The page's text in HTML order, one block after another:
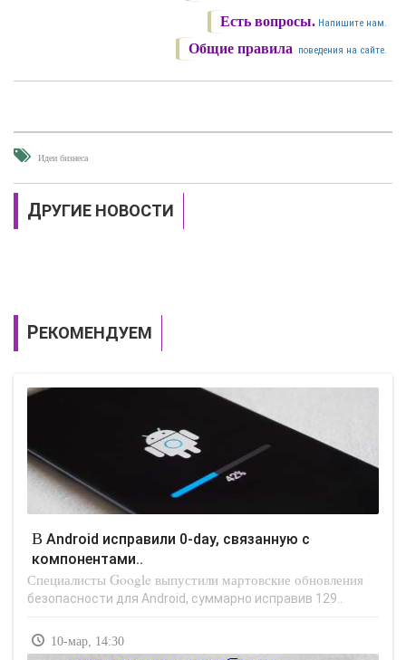
Есть вопросы. Напишите нам.
Общие правила поведения на сайте.
Идеи бизнеса
ДРУГИЕ НОВОСТИ
РЕКОМЕНДУЕМ
В Android исправили 0-day, связанную с
компонентами..
Специалисты Google выпустили мартовские обновления
безопасности для Android, суммарно исправив 129..
10-мар, 14:30